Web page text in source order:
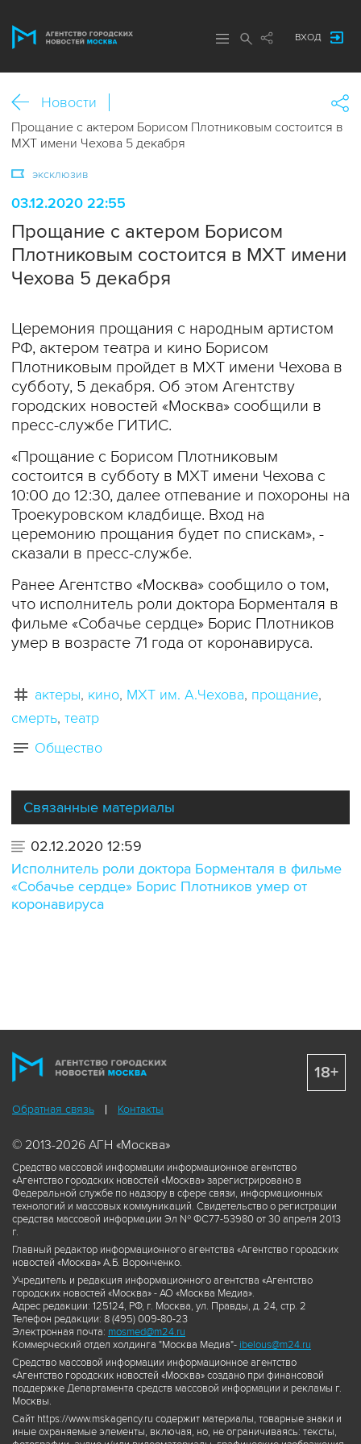
ВХОД
Новости
Прощание с актером Борисом Плотниковым состоится в
МХТ имени Чехова 5 декабря
эксклюзив
03.12.2020 22:55
Прощание с актером Борисом
Плотниковым состоится в МХТ имени
Чехова 5 декабря
Церемония прощания с народным артистом
РФ, актером театра и кино Борисом
Плотниковым пройдет в МХТ имени Чехова в
субботу, 5 декабря. Об этом Агентству
городских новостей «Москва» сообщили в
пресс-службе ГИТИС.
«Прощание с Борисом Плотниковым
состоится в субботу в МХТ имени Чехова с
10:00 до 12:30, далее отпевание и похороны на
Троекуровском кладбище. Вход на
церемонию прощания будет по спискам», -
сказали в пресс-службе.
Ранее Агентство «Москва» сообщило о том,
что исполнитель роли доктора Борменталя в
фильме «Собачье сердце» Борис Плотников
умер в возрасте 71 года от коронавируса.
актеры кино МХТ им. А.Чехова прощание
смерть театр
Общество
Связанные материалы
02.12.2020 12:59
Исполнитель роли доктора Борменталя в фильме
«Собачье сердце» Борис Плотников умер от
коронавируса
Обратная связь Контакты
© 2013-2026 АГН «Москва»
Средство массовой информации информационное агентство
«Агентство городских новостей «Москва» зарегистрировано в
Федеральной службе по надзору в сфере связи, информационных
технологий и массовых коммуникаций. Свидетельство о регистрации
средства массовой информации Эл № ФС77-53980 от 30 апреля 2013
г.
Главный редактор информационного агентства «Агентство городских
новостей «Москва» А.Б. Воронченко.
Учредитель и редакция информационного агентства «Агентство
городских новостей «Москва» - АО «Москва Медиа».
Адрес редакции: 125124, РФ, г. Москва, ул. Правды, д. 24, стр. 2
Телефон редакции: 8 (495) 009-80-23
Электронная почта: mosmed@m24.ru
Коммерческий отдел холдинга "Москва Медиа"- ibelous@m24.ru
Средство массовой информации информационное агентство
«Агентство городских новостей «Москва» создано при финансовой
поддержке Департамента средств массовой информации и рекламы г.
Москвы.
Сайт https://www.mskagency.ru содержит материалы, товарные знаки и
иные охраняемые элементы, включая, но, не ограничиваясь: тексты,
18+